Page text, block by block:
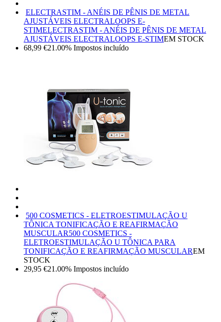
ELECTRASTIM - ANÉIS DE PÊNIS DE METAL
AJUSTÁVEIS ELECTRALOOPS E-
STIMELECTRASTIM - ANÉIS DE PÊNIS DE METAL
AJUSTÁVEIS ELECTRALOOPS E-STIMEM STOCK
68,99 €21.00% Impostos incluído
500 COSMETICS - ELETROESTIMULAÇÃO U
TÔNICA TONIFICAÇÃO E REAFIRMAÇÃO
MUSCULAR500 COSMETICS -
ELETROESTIMULAÇÃO U TÔNICA PARA
TONIFICAÇÃO E REAFIRMAÇÃO MUSCULAREM
STOCK
29,95 €21.00% Impostos incluído